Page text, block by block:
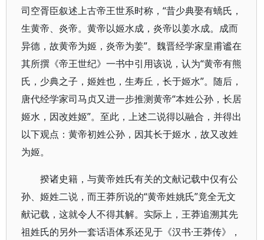
司空胥臣叙述上古帝王世系时称，“昔少典娶有蟜氏，
生黄帝、炎帝。黄帝以姬水成，炎帝以姜水成。成而
异德，故黄帝为姬，炎帝为姜”。魏晋经学家皇甫谧在
其所撰《帝王世纪》一书中引用该说，认为“黄帝有熊
氏，少典之子，姬姓也，生寿丘，长于姬水”。随后，
唐代经学家司马贞又进一步推测黄帝“本姓公孙，长居
姬水，因改姓姬”。至此，上述二说得以融合，并得出
以下观点：黄帝初姓公孙，因其长于姬水，故又改姓
为姬。
揆诸史籍，与黄帝姓氏有关的文献记载中仅有公
孙、姬姓二说，而王莽所说的“黄帝姓姚氏”竟全无文
献记载，这就令人不得其解。实际上，王莽追溯其先
祖姓氏的另外一套话语体系还见于《汉书·王莽传》，